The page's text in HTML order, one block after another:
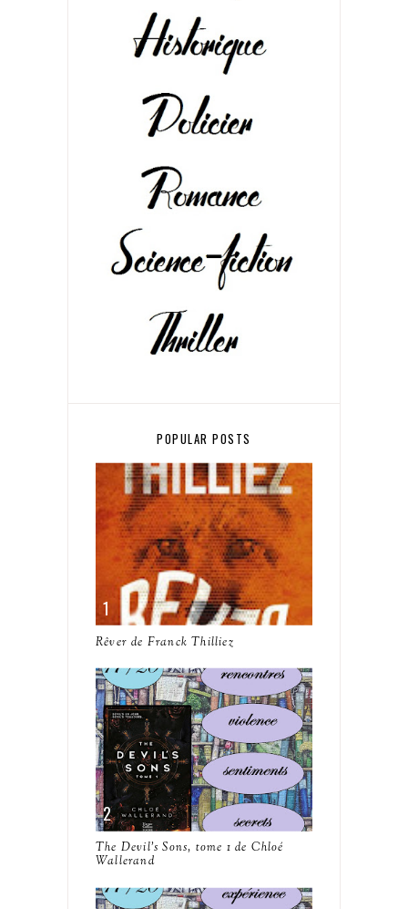
POPULAR POSTS
Rêver de Franck Thilliez
The Devil's Sons, tome 1 de Chloé
Wallerand